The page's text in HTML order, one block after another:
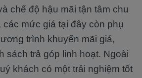
chế độ hậu mãi tận tâm chu
các mức giá tại đây còn phụ
trình khuyến mãi giá,
sách trả góp linh hoạt. Ngoài
khách có một trải nghiệm tốt